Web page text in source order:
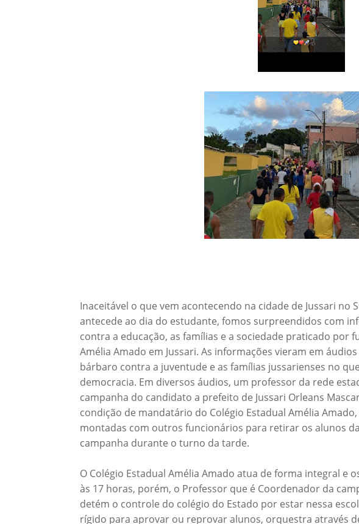
Inaceitável o que vem acontecendo na cidade de Jussari no
antecede ao dia do estudante, fomos surpreendidos com
contra a educação, as famílias e a sociedade praticado por
Amélia Amado em Jussari. As informações vieram em
bárbaro contra a juventude e as famílias jussarienses no
democracia. Em diversos áudios, um professor da rede
campanha do candidato a prefeito de Jussari Orleans
condição de mandatário do Colégio Estadual Amélia
montadas com outros funcionários para retirar os alunos
campanha durante o turno da tarde.
O Colégio Estadual Amélia Amado atua de forma integral e
às 17 horas, porém, o Professor que é Coordenador da
detém o controle do colégio do Estado por estar nessa
rígido para aprovar ou reprovar alunos, orquestra através